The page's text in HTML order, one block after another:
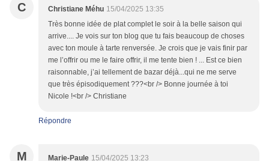
C Christiane Méhu 15/04/2025 13:35
Très bonne idée de plat complet le soir à la belle saison qui
arrive.... Je vois sur ton blog que tu fais beaucoup de choses
avec ton moule à tarte renversée. Je crois que je vais finir par
me l’offrir ou me le faire offrir, il me tente bien ! ... Est ce bien
raisonnable, j’ai tellement de bazar déjà...qui ne me serve
que très épisodiquement ???<br /> Bonne journée à toi
Nicole !<br /> Christiane
Répondre
M Marie-Paule 15/04/2025 13:23